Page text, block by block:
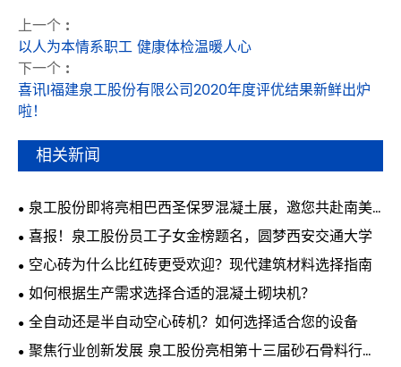
上一个 :
以人为本情系职工 健康体检温暖人心
下一个 :
喜讯I福建泉工股份有限公司2020年度评优结果新鲜出炉
啦！
相关新闻
泉工股份即将亮相巴西圣保罗混凝土展，邀您共赴南美
行业盛会
喜报！泉工股份员工子女金榜题名，圆梦西安交通大学
空心砖为什么比红砖更受欢迎？现代建筑材料选择指南
如何根据生产需求选择合适的混凝土砌块机？
全自动还是半自动空心砖机？如何选择适合您的设备
聚焦行业创新发展 泉工股份亮相第十三届砂石骨料行业